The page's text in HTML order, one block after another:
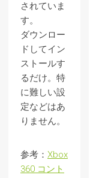
されていま
す。
ダウンロー
ドしてイン
ストールす
るだけ。特
に難しい設
定などはあ
りません。
参考： Xbox
360 コント